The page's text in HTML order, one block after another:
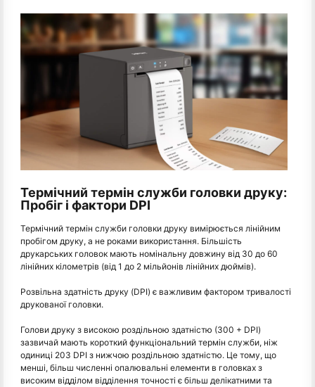
Термічний термін служби головки друку:
Пробіг і фактори DPI
Термічний термін служби головки друку вимірюється лінійним
пробігом друку, а не роками використання. Більшість
друкарських головок мають номінальну довжину від 30 до 60
лінійних кілометрів (від 1 до 2 мільйонів лінійних дюймів).
Розвільна здатність друку (DPI) є важливим фактором тривалості
друкованої головки.
Голови друку з високою роздільною здатністю (300 + DPI)
зазвичай мають короткий функціональний термін служби, ніж
одиниці 203 DPI з нижчою роздільною здатністю. Це тому, що
менші, більш численні опалювальні елементи в головках з
високим відділом відділення точності є більш делікатними та